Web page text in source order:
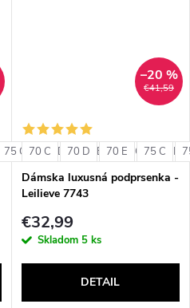
75 C 75 D 80 B 80 C 80 D
€41,59
–20 %
70 C 70 D 70 E 75 C
Dámska luxusná podprsenka -
Leilieve 7743
€32,99
Skladom 5 ks
DETAIL